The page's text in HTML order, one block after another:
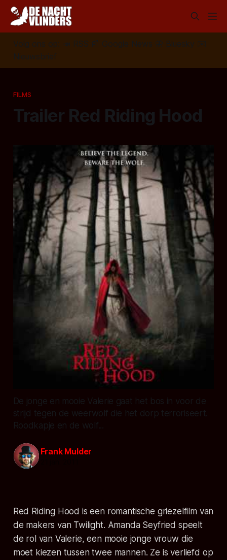
Volg ons op: 📣 RSS 📰 Google News 🦋 Bluesky
✉️
Nieuwsbrief
FILMS
Trailer Red Riding Hood
De jonge en mooie Valerie gaat het bos in voor de
strijd tegen de weerwolf die het dorp terroriseert.
Roodkapje en de wolf...
Frank Mulder
Red Riding Hood is een romantische griezelfilm van
de makers van Twilight. Amanda Seyfried speelt
de rol van Valerie, een mooie jonge vrouw die
moet kiezen tussen twee mannen. Ze is verliefd op